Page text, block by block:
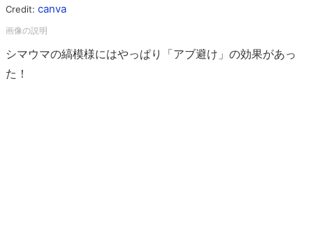
Credit: canva
シマウマの縞模様にはやっぱり「アブ避け」の効果があっ
た！